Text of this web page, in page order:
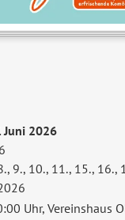
Juni 2026
9., 10., 11., 15., 16.,
Uhr,Vereinshaus